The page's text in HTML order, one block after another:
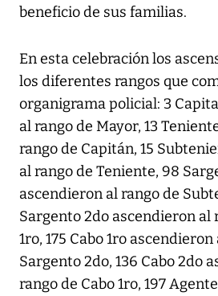
beneficio de sus familias.
En esta celebración los
los diferentes rangos que
organigrama policial: 3
al rango de Mayor, 13
rango de Capitán, 15
al rango de Teniente, 98
ascendieron al rango de
Sargento 2do ascendieron al
1ro, 175 Cabo 1ro
Sargento 2do, 136 Cabo 2do
rango de Cabo 1ro, 197